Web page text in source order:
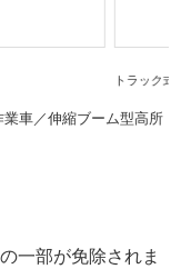
トラック式
車／伸縮ブーム型高所
一部が免除されま